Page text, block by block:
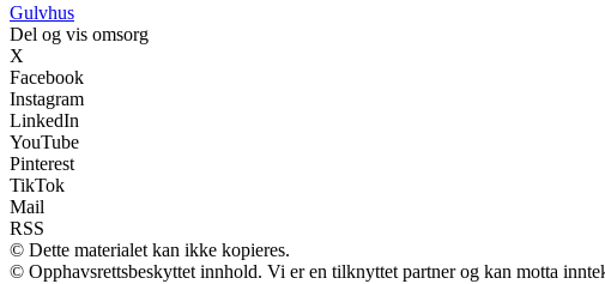
Gulvhus
Del og vis omsorg
X
Facebook
Instagram
LinkedIn
YouTube
Pinterest
TikTok
Mail
RSS
© Dette materialet kan ikke kopieres.
© Opphavsrettsbeskyttet innhold. Vi er en tilknyttet partner og kan motta